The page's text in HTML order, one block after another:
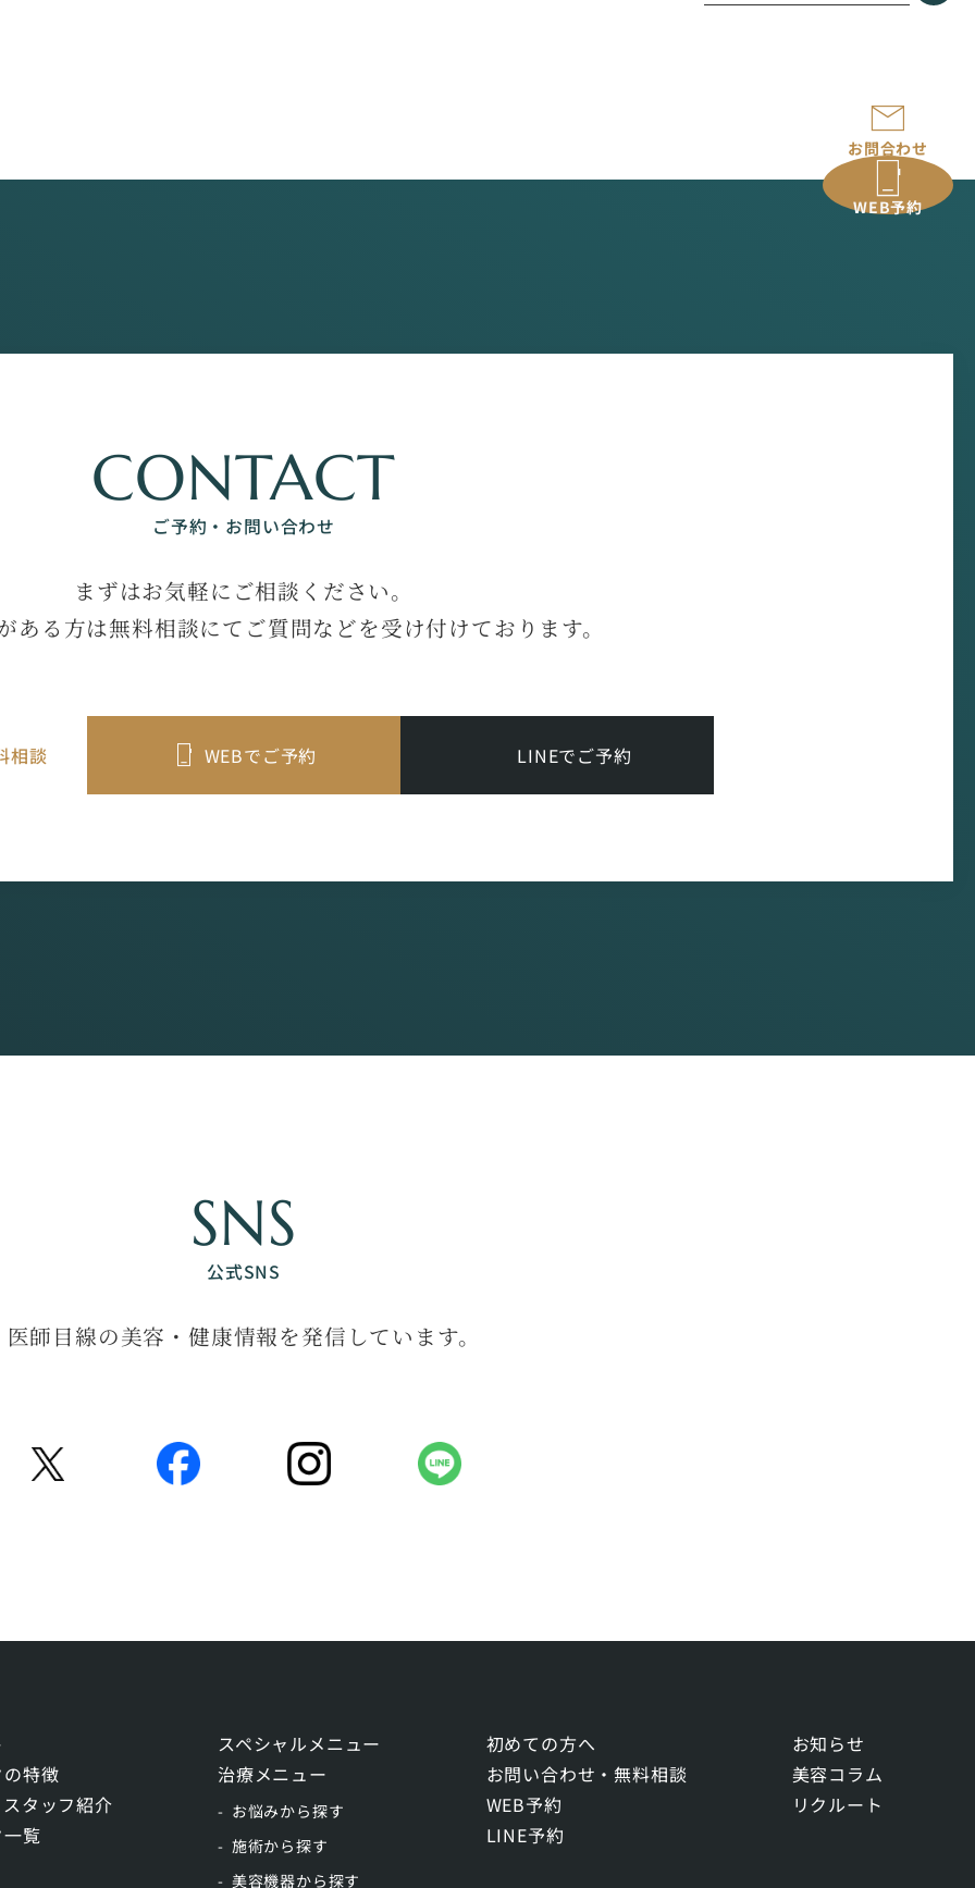
CONTACT
ご予約・お問い合わせ
まずはお気軽にご相談ください。
ある方は無料相談にてご質問などを受け付けております。
相談 WEBでご予約 LINEでご予約
SNS
公式SNS
医師目線の美容・健康情報を発信しています。
特徴
タッフ紹介
覧
スペシャルメニュー
治療メニュー
お悩みから探す
施術から探す
美容機器から探す
初めての方へ
お問い合わせ・無料相談
WEB予約
LINE予約
お知らせ
美容コラム
リクルート
お問合わせ
WEB予約